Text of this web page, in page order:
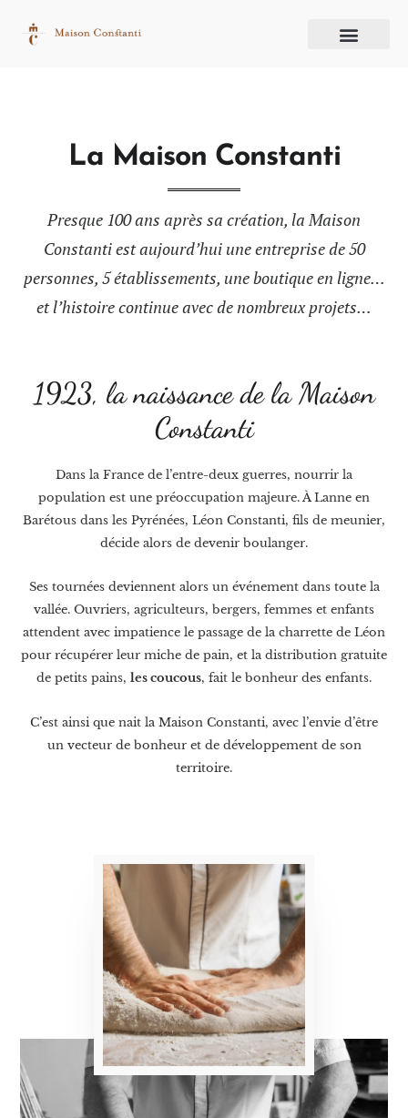
La Maison Constanti
Presque 100 ans après sa création, la Maison
Constanti est aujourd’hui une entreprise de 50
personnes, 5 établissements, une boutique en ligne…
et l’histoire continue avec de nombreux projets…
1923, la naissance de la Maison
Constanti
Dans la France de l’entre-deux guerres, nourrir la
population est une préoccupation majeure. À Lanne en
Barétous dans les Pyrénées, Léon Constanti, fils de meunier,
décide alors de devenir boulanger.
Ses tournées deviennent alors un événement dans toute la
vallée. Ouvriers, agriculteurs, bergers, femmes et enfants
attendent avec impatience le passage de la charrette de Léon
pour récupérer leur miche de pain, et la distribution gratuite
de petits pains, les coucous, fait le bonheur des enfants.
C’est ainsi que nait la Maison Constanti, avec l’envie d’être
un vecteur de bonheur et de développement de son
territoire.